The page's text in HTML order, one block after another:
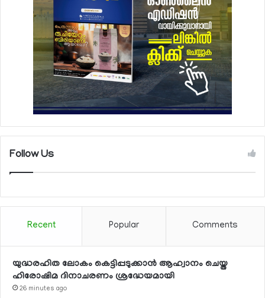
Follow Us
Recent Popular Comments
യുദ്ധരഹിത ലോകം കെട്ടിപ്പടുക്കാന്‍ ആഹ്വാനം ചെയ്ത
ഹിരോഷിമ ദിനാചരണം ശ്രദ്ധേയമായി
26 minutes ago